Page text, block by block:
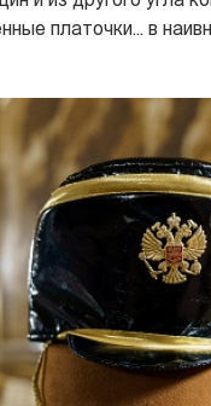
платочки... в